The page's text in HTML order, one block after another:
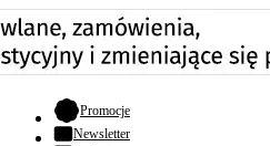
Promocje- otwiera się w nowej karcie
Newsletter